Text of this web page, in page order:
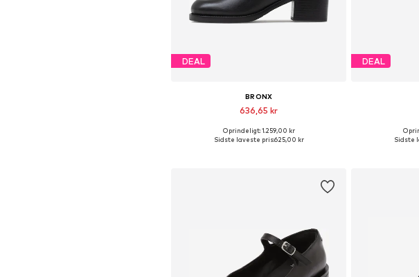
DEAL
BRONX
636,65 kr
Tilgængelige størrelser: 37, 38, 40
Oprindeligt: 1.259,00 kr
Sidste laveste pris:625,00 kr
DEAL
Sidste